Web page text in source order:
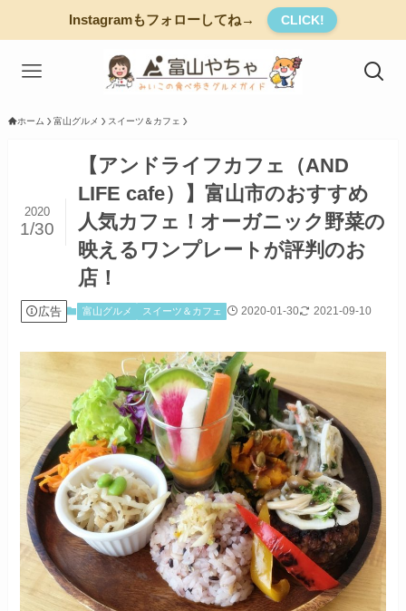
Instagramもフォローしてね→ CLICK!
ホーム 富山グルメ スイーツ＆カフェ
【アンドライフカフェ（AND
LIFE cafe）】富山市のおすすめ
人気カフェ！オーガニック野菜の
映えるワンプレートが評判のお
店！
2020
1/30
広告 富山グルメ スイーツ＆カフェ 2020-01-30 2021-09-10